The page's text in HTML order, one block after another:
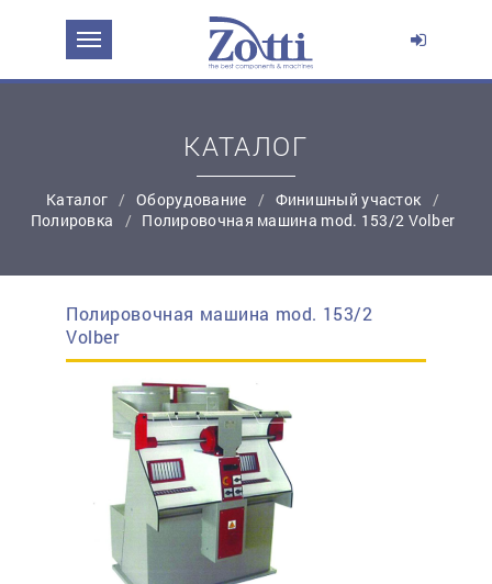
простую регистрацию
КАТАЛОГ
Каталог Оборудование
Финишный участок
Полировка
Полировочная машина mod. 153/2 Volber
Полировочная машина mod. 153/2
Volber
ЗАДАТЬ ВОПРОС О ПРОДУКТЕ
Эл. почта:*
Контактный телефон:*
Ваш вопрос:
Отмена